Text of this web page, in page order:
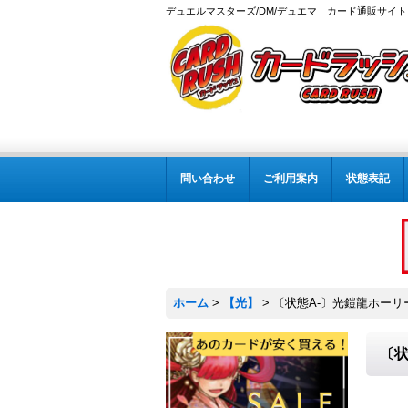
デュエルマスターズ/DM/デュエマ カード通販サイト
問い合わせ ご利用案内 状態表記
ホーム > 【光】 > 〔状態A-〕光鎧龍ホー
〔